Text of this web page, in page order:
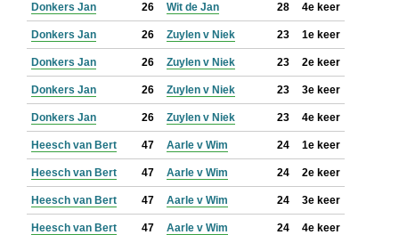
Donkers Jan 26 Wit de Jan 28 4e keer
Donkers Jan 26 Zuylen v Niek 23 1e keer
Donkers Jan 26 Zuylen v Niek 23 2e keer
Donkers Jan 26 Zuylen v Niek 23 3e keer
Donkers Jan 26 Zuylen v Niek 23 4e keer
Heesch van Bert 47 Aarle v Wim 24 1e keer
Heesch van Bert 47 Aarle v Wim 24 2e keer
Heesch van Bert 47 Aarle v Wim 24 3e keer
Heesch van Bert 47 Aarle v Wim 24 4e keer